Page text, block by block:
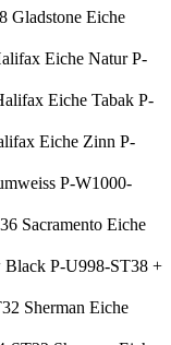
Gladstone Eiche
Eiche Natur P-
Eiche Tabak P-
Eiche Zinn P-
P-W1000-
Sacramento Eiche
Black P-U998-ST38 +
Sherman Eiche